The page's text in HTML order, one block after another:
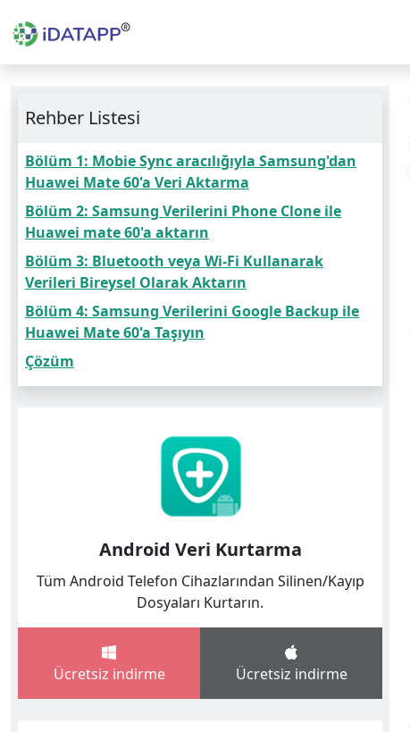
Rehber Listesi
Bölüm 1: Mobie Sync aracılığıyla Samsung'dan
Huawei Mate 60'a Veri Aktarma
Bölüm 2: Samsung Verilerini Phone Clone ile
Huawei mate 60'a aktarın
Bölüm 3: Bluetooth veya Wi-Fi Kullanarak
Verileri Bireysel Olarak Aktarın
Bölüm 4: Samsung Verilerini Google Backup ile
Huawei Mate 60'a Taşıyın
Çözüm
Android Veri Kurtarma
Tüm Android Telefon Cihazlarından Silinen/Kayıp
Dosyaları Kurtarın.
Ücretsiz indirme Ücretsiz indirme